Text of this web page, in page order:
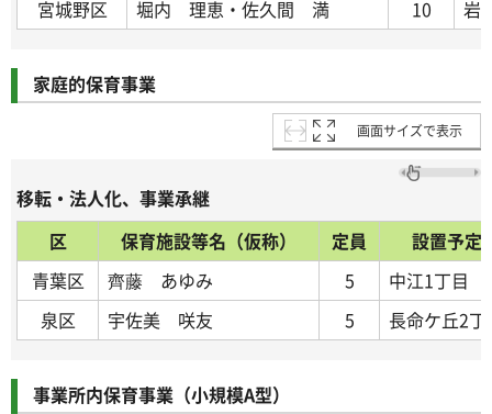
宮城野区
堀内 理恵・佐久間 満 10 岩
家庭的保育事業
画面サイズで表示
移転・法人化、事業承継
区
保育施設等名（仮称） 定員
設置予定
青葉区
齊藤 あゆみ 5
中江1丁目
泉区
宇佐美 咲友 5 長命ケ丘2丁
事業所内保育事業（小規模A型）